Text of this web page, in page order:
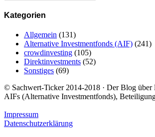
Kategorien
Allgemein (131)
Alternative Investmentfonds (AIF) (241)
crowdinvesting (105)
Direktinvestments (52)
Sonstiges (69)
© Sachwert-Ticker 2014-2018 · Der Blog über
AIFs (Alternative Investmentfonds),
Impressum
Datenschutzerklärung